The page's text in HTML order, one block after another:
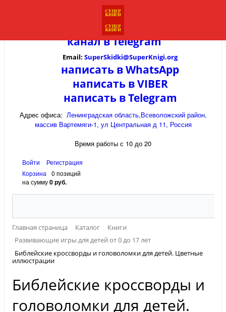
канал вTelegram
Email: SuperSkidki@SuperKnigi.org
написать в WhatsApp
написать в VIBER
написать в Telegram
Адрес офиса: Ленинградская область,Всеволожский район,
массив Вартемяги-1, ул Центральная д 11, Россия
Время работы с 10 до 20
Войти
Регистрация
Корзина
0 позиций
на сумму0 руб.
Главная страница Каталог
Книги
Развивающие игры для детей от 0 до 17 лет
Библейские кроссворды и головоломки для детей. Цветные
иллюстрации
Библейские кроссворды и
головоломки для детей.